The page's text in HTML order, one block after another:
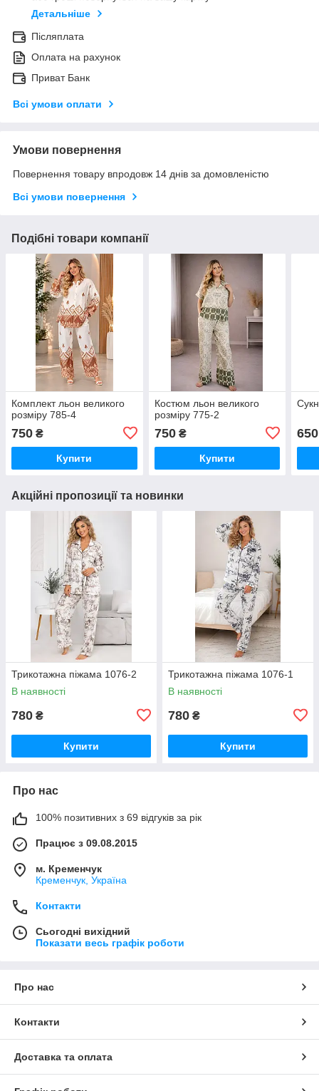
Детальніше
Післяплата
Оплата на рахунок
Приват Банк
Всі умови оплати
Умови повернення
Повернення товару впродовж 14 днів за домовленістю
Всі умови повернення
Подібні товари компанії
Комплект льон великого
розміру 785-4
750 ₴
Купити
Костюм льон великого
розміру 775-2
750₴
Купити
650
Акційні пропозиції та новинки
Трикотажна піжама 1076-2
В наявності
780 ₴
Купити
Трикотажна піжама 1076-1
В наявності
780 ₴
Купити
Про нас
100% позитивних з 69 відгуків за рік
Працює з 09.08.2015
м. Кременчук
Кременчук, Україна
Контакти
Сьогодні вихідний
Показати весь графік роботи
Про нас
Контакти
Доставка та оплата